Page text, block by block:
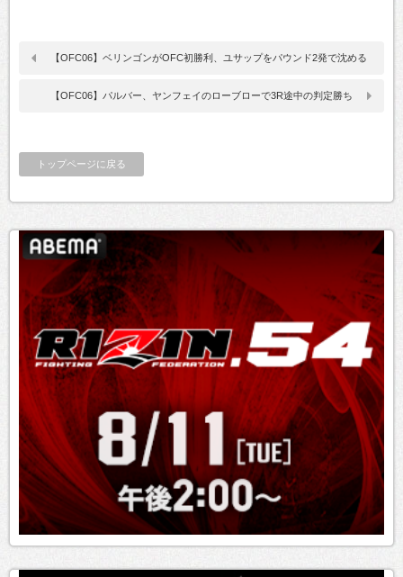
【OFC06】ベリンゴンがOFC初勝利、ユサップをパウンド2発で沈める
【OFC06】パルバー、ヤンフェイのローブローで3R途中の判定勝ち
トップページに戻る